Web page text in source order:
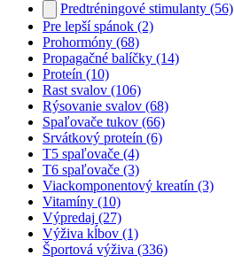
Predtréningové stimulanty (56)
Pre lepší spánok (2)
Prohormóny (68)
Propagačné balíčky (14)
Proteín (10)
Rast svalov (106)
Rýsovanie svalov (68)
Spaľovače tukov (66)
Srvátkový proteín (6)
T5 spaľovače (4)
T6 spaľovače (3)
Viackomponentový kreatín (3)
Vitamíny (10)
Výpredaj (27)
Výživa kĺbov (1)
Športová výživa (336)